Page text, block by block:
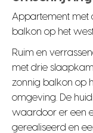
Appartement met
balkon op het
Ruim en
met drie
zonnig balkon op
omgeving. De
waardoor er een
gerealiseerd en